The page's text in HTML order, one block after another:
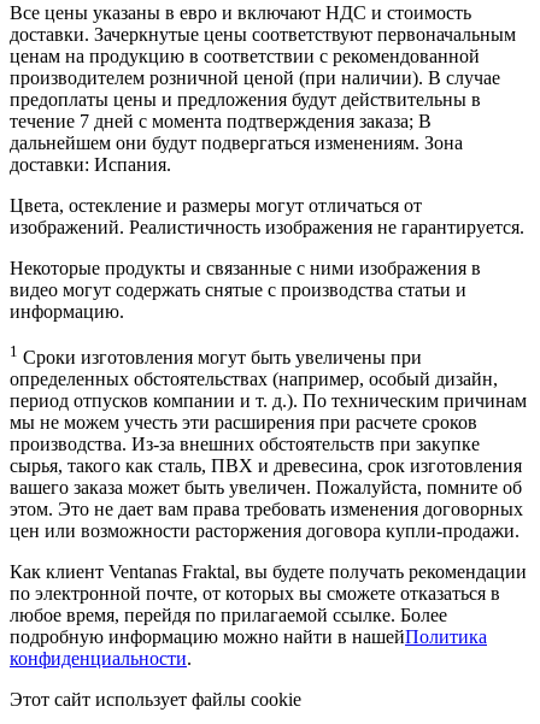
Все цены указаны в евро и включают НДС и стоимость
доставки. Зачеркнутые цены соответствуют первоначальным
ценам на продукцию в соответствии с рекомендованной
производителем розничной ценой (при наличии). В случае
предоплаты цены и предложения будут действительны в
течение 7 дней с момента подтверждения заказа; В
дальнейшем они будут подвергаться изменениям. Зона
доставки: Испания.
Цвета, остекление и размеры могут отличаться от
изображений. Реалистичность изображения не гарантируется.
Некоторые продукты и связанные с ними изображения в
видео могут содержать снятые с производства статьи и
информацию.
1 Сроки изготовления могут быть увеличены при
определенных обстоятельствах (например, особый дизайн,
период отпусков компании и т. д.). По техническим причинам
мы не можем учесть эти расширения при расчете сроков
производства. Из-за внешних обстоятельств при закупке
сырья, такого как сталь, ПВХ и древесина, срок изготовления
вашего заказа может быть увеличен. Пожалуйста, помните об
этом. Это не дает вам права требовать изменения договорных
цен или возможности расторжения договора купли-продажи.
Как клиент Ventanas Fraktal, вы будете получать рекомендации
по электронной почте, от которых вы сможете отказаться в
любое время, перейдя по прилагаемой ссылке. Более
подробную информацию можно найти в нашейПолитика
конфиденциальности.
Этот сайт использует файлы cookie